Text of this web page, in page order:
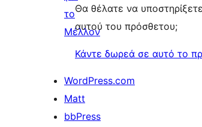
Θα θέλατε να
αυτού του πρόσθετου;
Κάντε δωρεά σε αυτό το
το
Μέλλον
WordPress.com
Matt
bbPress